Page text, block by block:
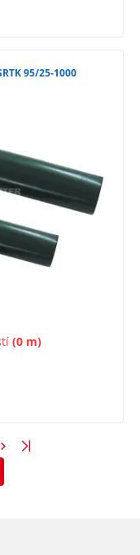
95/25-1000
(0 m)